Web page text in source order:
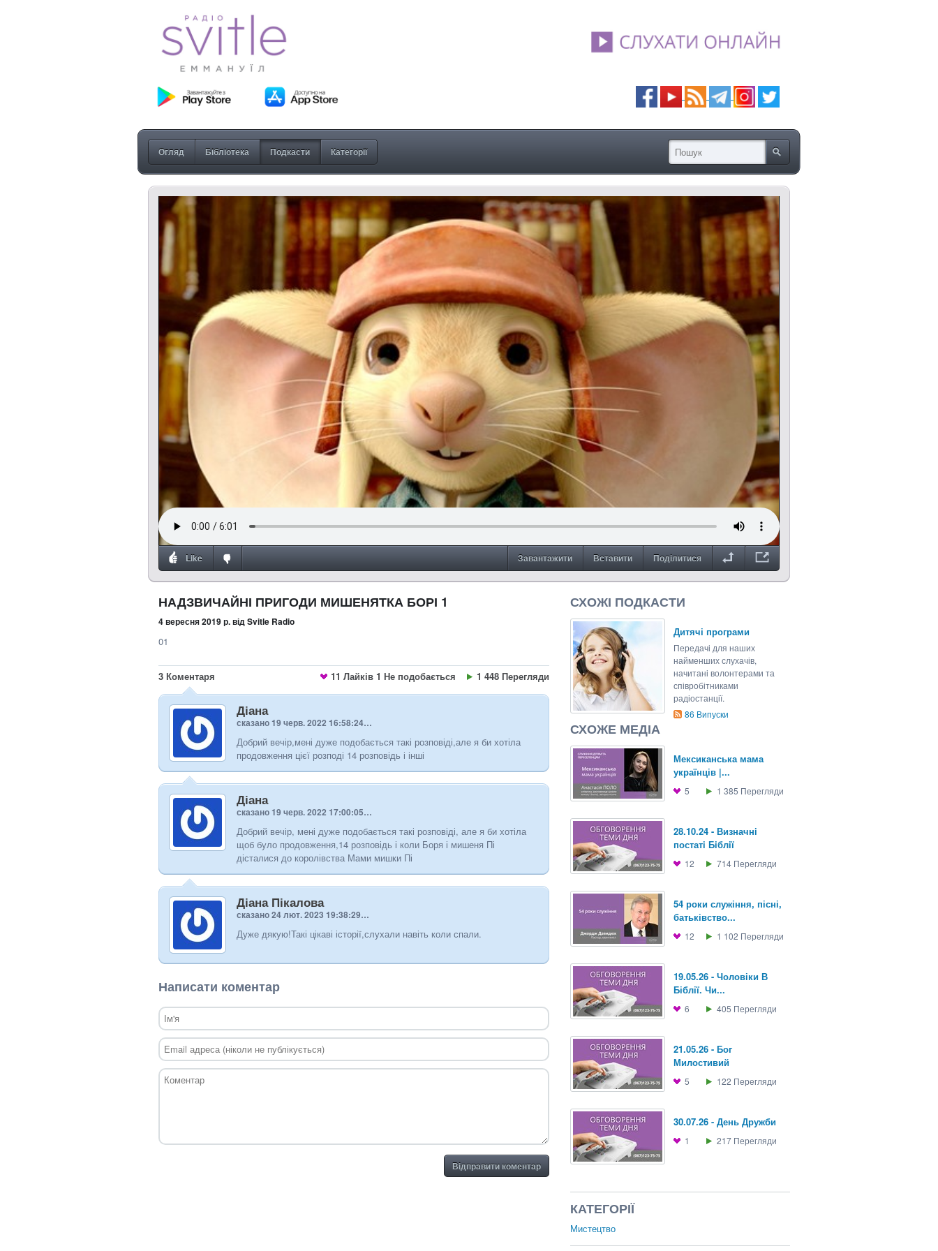
Огляд Бібліотека Подкасти Категорії
Like Поділитися
Вставити
Завантажити
НАДЗВИЧАЙНІ ПРИГОДИ МИШЕНЯТКА БОРІ 1
4 вересня 2019 р.від Svitle Radio
01
1 448 Перегляди
11 Лайків 1 Не подобається
3 Коментаря
Діана
сказано 19 черв. 2022 16:58:24…
Добрий вечір,мені дуже подобається такі розповіді,але я би хотіла
продовження цієї розподі 14 розповідь і інші
Діана
сказано 19 черв. 2022 17:00:05…
Добрий вечір, мені дуже подобається такі розповіді, але я би хотіла
щоб було продовження,14 розповідь і коли Боря і мишеня Пі
дісталися до королівства Мами мишки Пі
Діана Пікалова
сказано 24 лют. 2023 19:38:29…
Дуже дякую!Такі цікаві історії,слухали навіть коли спали.
Написати коментар
Відправити коментар
СХОЖІ ПОДКАСТИ
Дитячі програми
Передачі для наших
найменших слухачів,
начитані волонтерами та
співробітниками
радіостанції.
86 Випуски
СХОЖЕ МЕДІА
Мексиканська мама
українців |...
5 1 385 Перегляди
28.10.24 - Визначнi
постатi Бiблiї
12 714 Перегляди
54 роки служіння, пісні,
батьківство...
12 1 102 Перегляди
19.05.26 - Чоловіки В
Біблії. Чи...
6 405 Перегляди
21.05.26 - Бог
Милостивий
5 122 Перегляди
30.07.26 - День Дружби
1 217 Перегляди
КАТЕГОРІЇ
Мистецтво